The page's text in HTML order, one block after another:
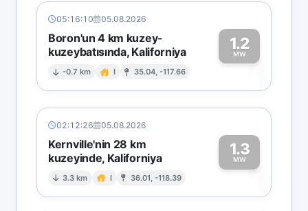
05:16:10 05.08.2026
Boron'un 4 km kuzey-
kuzeybatısında, Kaliforniya
-0.7 km I 35.04, -117.66
1.2
MW1
02:12:26 05.08.2026
Kernville'nin 28 km
kuzeyinde, Kaliforniya
3.3 km I 36.01, -118.39
1.3
MW1